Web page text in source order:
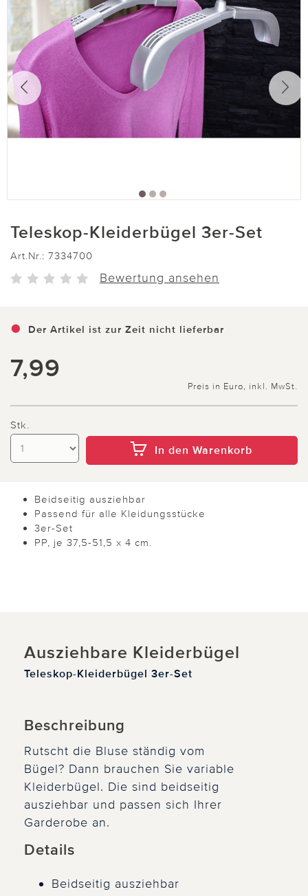
Teleskop-Kleiderbügel 3er-Set
Art.Nr.: 7334700
Bewertung ansehen
Der Artikel ist zur Zeit nicht lieferbar
7,99
Preis in Euro, inkl. MwSt.
Stk.
In den Warenkorb
Beidseitig ausziehbar
Passend für alle Kleidungsstücke
3er-Set
PP, je 37,5-51,5 x 4 cm.
Ausziehbare Kleiderbügel
Teleskop-Kleiderbügel 3er-Set
Beschreibung
Rutscht die Bluse ständig vom
Bügel? Dann brauchen Sie variable
Kleiderbügel. Die sind beidseitig
ausziehbar und passen sich Ihrer
Garderobe an.
Details
Beidseitig ausziehbar